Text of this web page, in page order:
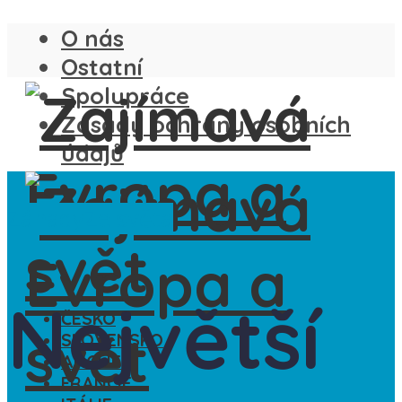
O nás
Ostatní
Spolupráce
Zásady ochrany osobních
údajů
ČESKO
SLOVENSKO
ANGLIE
FRANCIE
Největší